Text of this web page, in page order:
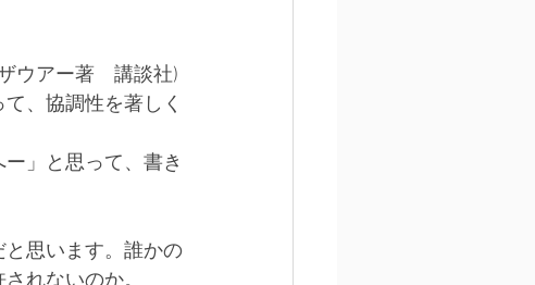
ウアー著　講談社)
、協調性を著しく
」と思って、書き
思います。誰かの